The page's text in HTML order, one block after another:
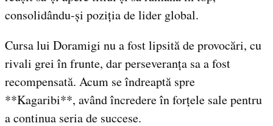
consolidându-și poziția de lider global.
Cursa lui Doramigi nu a fost lipsită de provocări, cu
rivali grei în frunte, dar perseveranța sa a fost
recompensată. Acum se îndreaptă spre
**Kagaribi**, având încredere în forțele sale pentru
a continua seria de succese.